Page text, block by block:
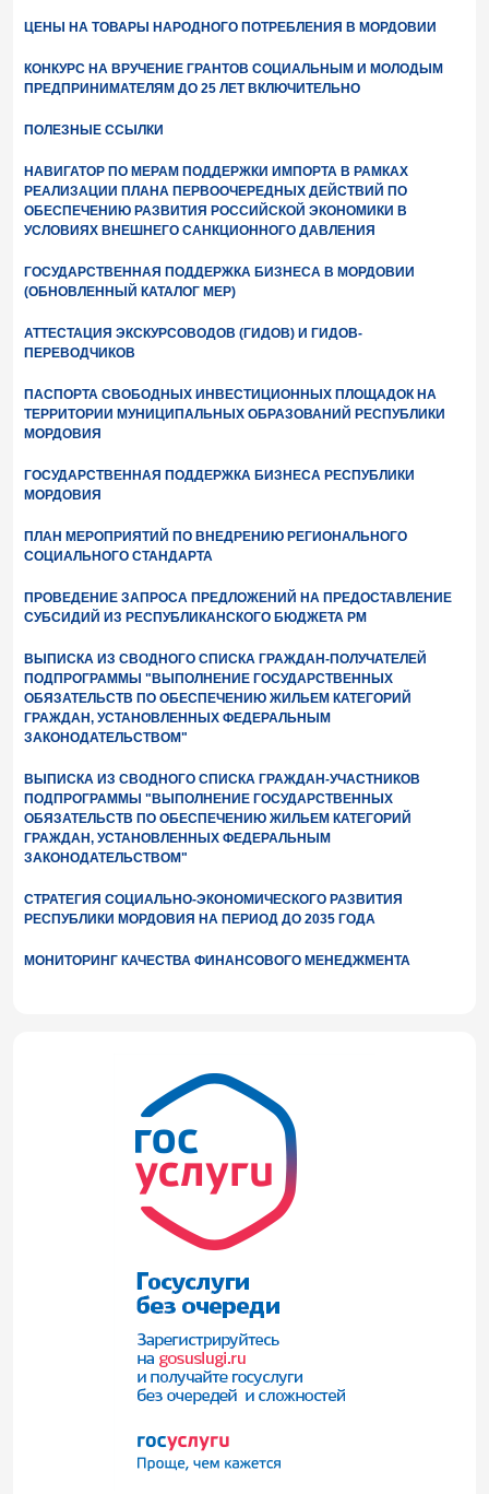
ЦЕНЫ НА ТОВАРЫ НАРОДНОГО ПОТРЕБЛЕНИЯ В МОРДОВИИ
КОНКУРС НА ВРУЧЕНИЕ ГРАНТОВ СОЦИАЛЬНЫМ И МОЛОДЫМ
ПРЕДПРИНИМАТЕЛЯМ ДО 25 ЛЕТ ВКЛЮЧИТЕЛЬНО
ПОЛЕЗНЫЕ ССЫЛКИ
НАВИГАТОР ПО МЕРАМ ПОДДЕРЖКИ ИМПОРТА В РАМКАХ
РЕАЛИЗАЦИИ ПЛАНА ПЕРВООЧЕРЕДНЫХ ДЕЙСТВИЙ ПО
ОБЕСПЕЧЕНИЮ РАЗВИТИЯ РОССИЙСКОЙ ЭКОНОМИКИ В
УСЛОВИЯХ ВНЕШНЕГО САНКЦИОННОГО ДАВЛЕНИЯ
ГОСУДАРСТВЕННАЯ ПОДДЕРЖКА БИЗНЕСА В МОРДОВИИ
(ОБНОВЛЕННЫЙ КАТАЛОГ МЕР)
АТТЕСТАЦИЯ ЭКСКУРСОВОДОВ (ГИДОВ) И ГИДОВ-
ПЕРЕВОДЧИКОВ
ПАСПОРТА СВОБОДНЫХ ИНВЕСТИЦИОННЫХ ПЛОЩАДОК НА
ТЕРРИТОРИИ МУНИЦИПАЛЬНЫХ ОБРАЗОВАНИЙ РЕСПУБЛИКИ
МОРДОВИЯ
ГОСУДАРСТВЕННАЯ ПОДДЕРЖКА БИЗНЕСА РЕСПУБЛИКИ
МОРДОВИЯ
ПЛАН МЕРОПРИЯТИЙ ПО ВНЕДРЕНИЮ РЕГИОНАЛЬНОГО
СОЦИАЛЬНОГО СТАНДАРТА
ПРОВЕДЕНИЕ ЗАПРОСА ПРЕДЛОЖЕНИЙ НА ПРЕДОСТАВЛЕНИЕ
СУБСИДИЙ ИЗ РЕСПУБЛИКАНСКОГО БЮДЖЕТА РМ
ВЫПИСКА ИЗ СВОДНОГО СПИСКА ГРАЖДАН-ПОЛУЧАТЕЛЕЙ
ПОДПРОГРАММЫ "ВЫПОЛНЕНИЕ ГОСУДАРСТВЕННЫХ
ОБЯЗАТЕЛЬСТВ ПО ОБЕСПЕЧЕНИЮ ЖИЛЬЕМ КАТЕГОРИЙ
ГРАЖДАН, УСТАНОВЛЕННЫХ ФЕДЕРАЛЬНЫМ
ЗАКОНОДАТЕЛЬСТВОМ"
ВЫПИСКА ИЗ СВОДНОГО СПИСКА ГРАЖДАН-УЧАСТНИКОВ
ПОДПРОГРАММЫ "ВЫПОЛНЕНИЕ ГОСУДАРСТВЕННЫХ
ОБЯЗАТЕЛЬСТВ ПО ОБЕСПЕЧЕНИЮ ЖИЛЬЕМ КАТЕГОРИЙ
ГРАЖДАН, УСТАНОВЛЕННЫХ ФЕДЕРАЛЬНЫМ
ЗАКОНОДАТЕЛЬСТВОМ"
СТРАТЕГИЯ СОЦИАЛЬНО-ЭКОНОМИЧЕСКОГО РАЗВИТИЯ
РЕСПУБЛИКИ МОРДОВИЯ НА ПЕРИОД ДО 2035 ГОДА
МОНИТОРИНГ КАЧЕСТВА ФИНАНСОВОГО МЕНЕДЖМЕНТА